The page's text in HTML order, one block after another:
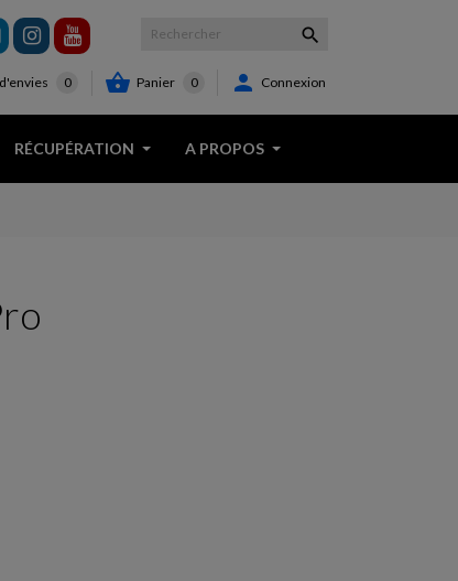

0  Panier 0  Connexion
RÉCUPÉRATION A PROPOS